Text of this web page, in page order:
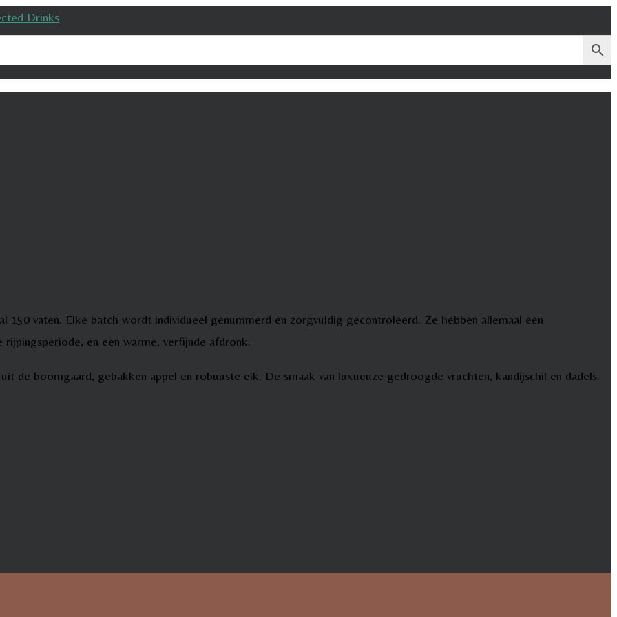
150 vaten. Elke batch wordt individueel genummerd en zorgvuldig gecontroleerd. Ze hebben allemaal een
en een warme, verfijnde afdronk.
boomgaard, gebakken appel en robuuste eik. De smaak van luxueuze gedroogde vruchten, kandijschil en dadels.